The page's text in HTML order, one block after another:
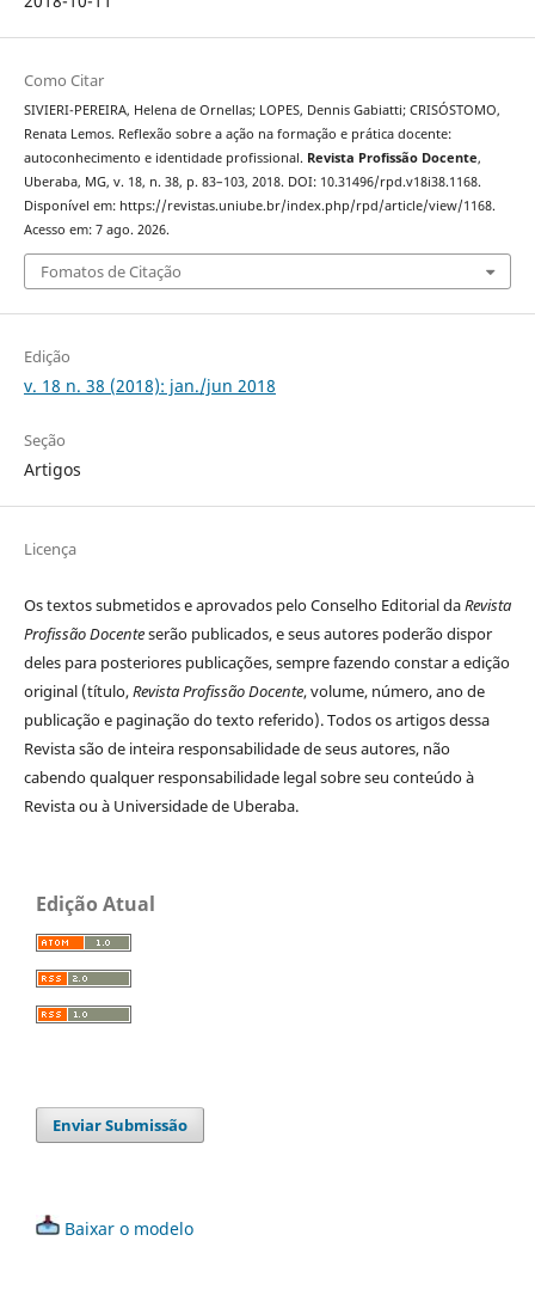
Como Citar
SIVIERI-PEREIRA, Helena de Ornellas; LOPES, Dennis Gabiatti; CRISÓSTOMO,
Renata Lemos. Reflexão sobre a ação na formação e prática docente:
autoconhecimento e identidade profissional. Revista Profissão Docente,
Uberaba, MG, v. 18, n. 38, p. 83–103, 2018. DOI: 10.31496/rpd.v18i38.1168.
Disponível em: https://revistas.uniube.br/index.php/rpd/article/view/1168.
Acesso em: 7 ago. 2026.
Fomatos de Citação
Edição
v. 18 n. 38 (2018): jan./jun 2018
Seção
Artigos
Licença
Os textos submetidos e aprovados pelo Conselho Editorial daRevista
Profissão Docenteserão publicados, e seus autores poderão dispor
deles para posteriores publicações, sempre fazendo constar a edição
original (título,Revista Profissão Docente, volume, número, ano de
publicação e paginação do texto referido). Todos os artigos dessa
Revista são de inteira responsabilidade de seus autores, não
cabendo qualquer responsabilidade legal sobre seu conteúdo à
Revista ou à Universidade de Uberaba.
Edição Atual
Enviar Submissão
Baixar o modelo